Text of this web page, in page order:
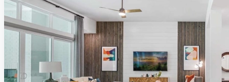
Hipotecas
20 años de experiencia sirviendo a
primeros compradores brindando
programas convencionales y FHA.
SABER MÁS